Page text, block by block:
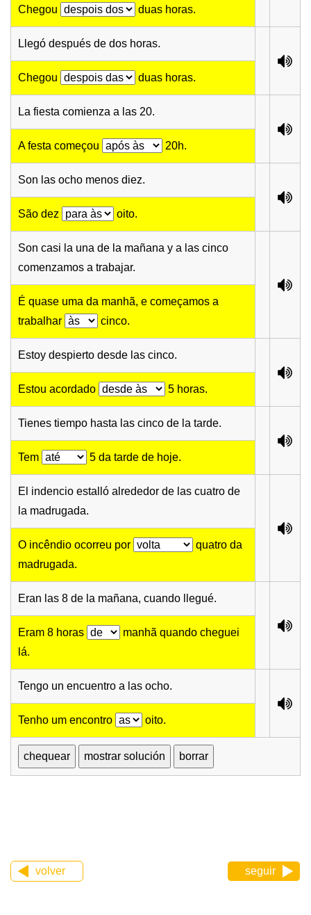
Chegou duas horas.
Llegó después de dos horas.
Chegou duas horas.
La fiesta comienza a las 20.
A festa começou 20h.
Son las ocho menos diez.
São dez oito.
Son casi la una de la mañana y a las cinco
comenzamos a trabajar.
É quase uma da manhã, e começamos a
trabalhar
cinco.
Estoy despierto desde las cinco.
Estou acordado 5 horas.
Tienes tiempo hasta las cinco de la tarde.
Tem 5 da tarde de hoje.
El indencio estalló alrededor de las cuatro de
la madrugada.
O incêndio ocorreu por
quatro da
madrugada.
Eran las 8 de la mañana, cuando llegué.
Eram 8 horas
manhã quando cheguei
lá.
Tengo un encuentro a las ocho.
Tenho um encontro oito.
volver seguir